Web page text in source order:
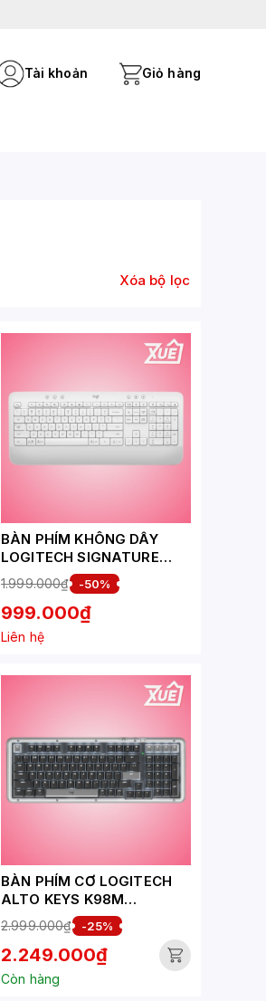
Tài khoản Giỏ hàng
Xóa bộ lọc
BÀN PHÍM KHÔNG DÂY
LOGITECH SIGNATURE
K650
(WIRELESS/BLUETOOTH )
TRẮNG NHẠT - 920-
010987
1.999.000₫ -50%
999.000₫
Liên hệ
BÀN PHÍM CƠ LOGITECH
ALTO KEYS K98M
WIRELESS
2.999.000₫ -25%
2.249.000₫
Còn hàng